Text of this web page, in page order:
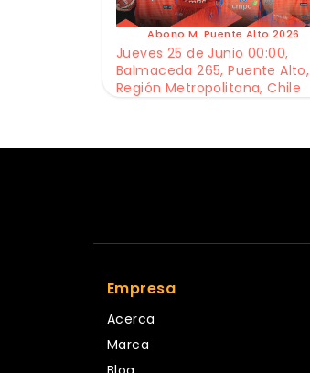
Abono M. Puente Alto 2026
Jueves 25 de Junio 00:00,
Balmaceda 265, Puente Alto,
Región Metropolitana, Chile
Empresa
Acerca
Marca